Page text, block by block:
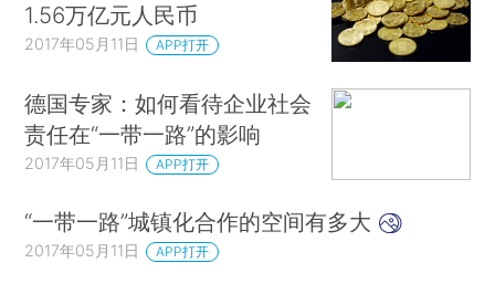
1.56万亿元人民币
2017年05月11日 APP打开
德国专家：如何看待企业社会
责任在“一带一路”的影响
2017年05月11日 APP打开
“一带一路”城镇化合作的空间有多大
2017年05月11日 APP打开